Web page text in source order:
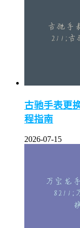
古驰手表更
程指南
2026-07-15